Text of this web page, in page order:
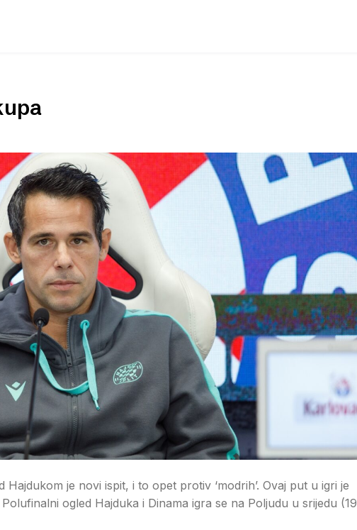
je novi ispit, i to opet protiv ‘modrih’. Ovaj put u igri je
ogled Hajduka i Dinama igra se na Poljudu u srijedu (19